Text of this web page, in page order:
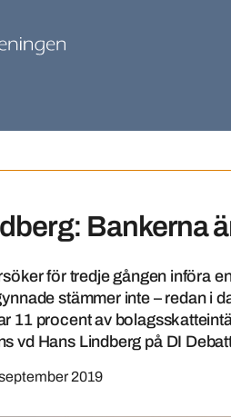
Bankerna
för tredje gången införa
stämmer inte – redan i
11 procent av
vd Hans Lindberg på DI
2019